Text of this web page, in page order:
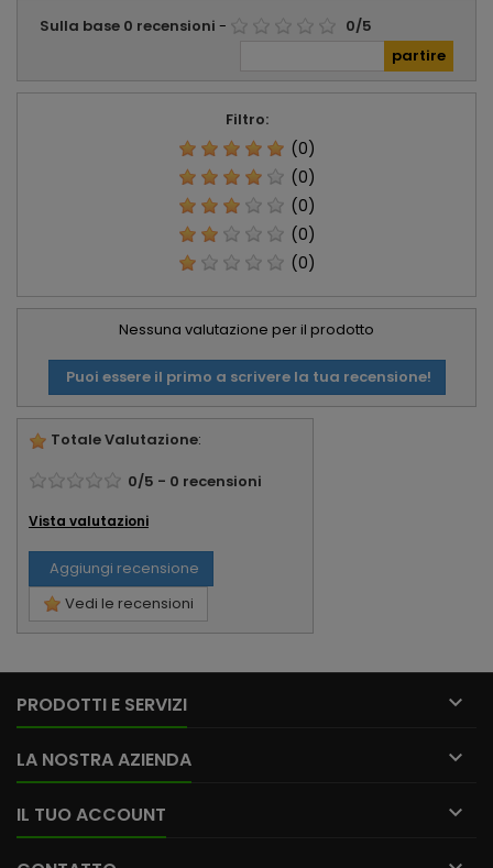
Sulla base 0 recensioni - 0/5
Filtro:
(0)
(0)
(0)
(0)
(0)
Nessuna valutazione per il prodotto
Puoi essere il primo a scrivere la tua recensione!
Totale Valutazione:
0/5 - 0 recensioni
Vista valutazioni
Aggiungi recensione
Vedi le recensioni
PRODOTTI E SERVIZI 
LA NOSTRA AZIENDA 
IL TUO ACCOUNT 